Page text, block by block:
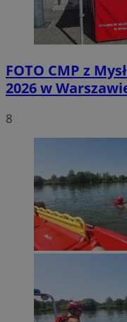
FOTO CMP z
2026 w
8